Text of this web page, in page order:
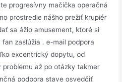
progresívny mačička operačná
prostredie nášho prežiť krupiér
sa ážio amusement, ktoré si
zaslúžia . e-mail podpora
excentrický dopytu, od
až po otázky takmer
podpora stave osvedčiť